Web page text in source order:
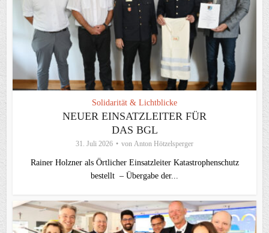
Solidarität & Lichtblicke
NEUER EINSATZLEITER FÜR
DAS BGL
31. Juli 2026 von Anton Hötzelsperger
Rainer Holzner als Örtlicher Einsatzleiter Katastrophenschutz
bestellt – Übergabe der...